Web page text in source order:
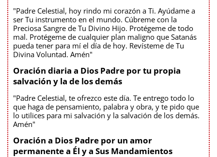
"Padre Celestial, hoy rindo mi corazón a Ti. Ayúdame a
ser Tu instrumento en el mundo. Cúbreme con la
Preciosa Sangre de Tu Divino Hijo. Protégeme de todo
mal. Protégeme de cualquier plan maligno que Satanás
pueda tener para mí el día de hoy. Revísteme de Tu
Divina Voluntad. Amén"
Oración diaria a Dios Padre por tu propia
salvación y la de los demás
"Padre Celestial, te ofrezco este día. Te entrego todo lo
que haga de pensamiento, palabra y obra, y te pido que
lo utilices para mi salvación y la salvación de los demás.
Amén"
Oración a Dios Padre por un amor
permanente a Él y a Sus Mandamientos